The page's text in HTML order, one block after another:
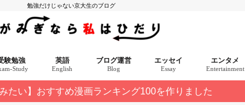
勉強だけじゃない京大生のブログ
験勉強
Study
英語
English
ブログ運営
Blog
エッセイ
Essay
エンタメ
Entertainment
たい】おすすめ漫画ランキング100を作りました